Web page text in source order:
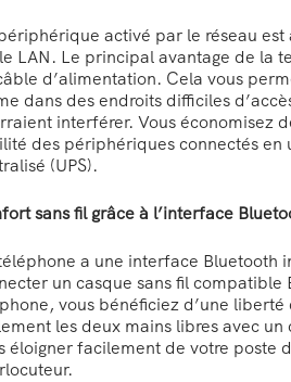
activé par le réseau
LAN. Le principal avantage de la
d’alimentation. Cela vous
dans des endroits difficiles
interférer. Vous économisez
des périphériques connectés en
(UPS).
sans fil grâce à l’interface
a une interface Bluetooth
un casque sans fil
vous bénéficiez d’une
les deux mains libres avec
éloigner facilement de votre poste